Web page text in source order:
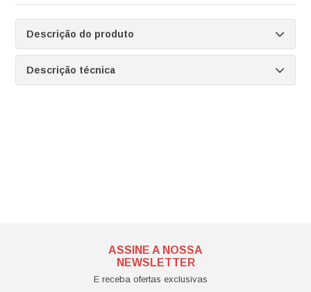
Descrição do produto
Descrição técnica
ASSINE A NOSSA
NEWSLETTER
E receba ofertas exclusivas